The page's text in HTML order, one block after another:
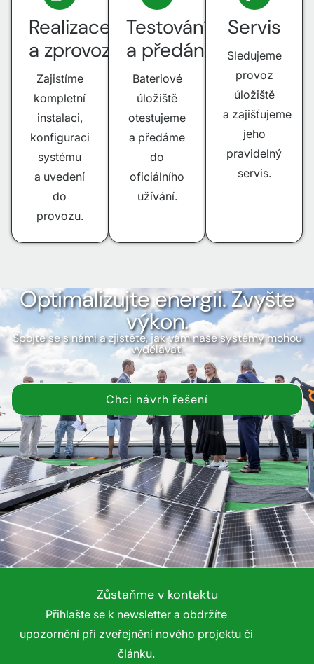
Realizace
a zprovoznění
Zajistíme
kompletní
instalaci,
konfiguraci
systému
a uvedení
do
provozu.
Testování
a předání
Bateriové
úložiště
otestujeme
a předáme
do
oficiálního
užívání.
Servis
Sledujeme
provoz
úložiště
a zajišťujeme
jeho
pravidelný
servis.
Optimalizujte energii. Zvyšte
výkon.
Spojte se s námi a zjistěte, jak vám naše systémy mohou
vydělávat.
Chci návrh řešení
Zůstaňme v kontaktu
Přihlašte se k newsletter a obdržíte
upozornění při zveřejnění nového projektu či
článku.